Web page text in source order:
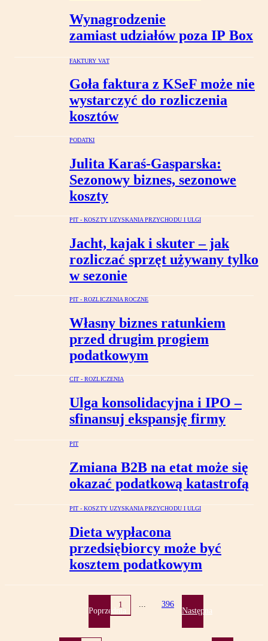
Wynagrodzenie
zamiast udziałów poza IP Box
FAKTURY VAT
Goła faktura z KSeF może nie
wystarczyć do rozliczenia
kosztów
PODATKI
Julita Karaś-Gasparska:
Sezonowy biznes, sezonowe
koszty
PIT - KOSZTY UZYSKANIA PRZYCHODU I ULGI
Jacht, kajak i skuter – jak
rozliczać sprzęt używany tylko
w sezonie
PIT - ROZLICZENIA ROCZNE
Własny biznes ratunkiem
przed drugim progiem
podatkowym
CIT - ROZLICZENIA
Ulga konsolidacyjna i IPO –
sfinansuj ekspansję firmy
PIT
Zmiana B2B na etat może się
okazać podatkową katastrofą
PIT - KOSZTY UZYSKANIA PRZYCHODU I ULGI
Dieta wypłacona
przedsiębiorcy może być
kosztem podatkowym
Poprzednia
1 396
Następna